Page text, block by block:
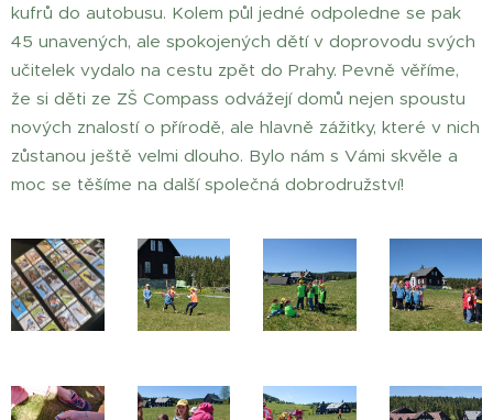
kufrů do autobusu. Kolem půl jedné odpoledne se pak
45 unavených, ale spokojených dětí v doprovodu svých
učitelek vydalo na cestu zpět do Prahy. Pevně věříme,
že si děti ze ZŠ Compass odvážejí domů nejen spoustu
nových znalostí o přírodě, ale hlavně zážitky, které v nich
zůstanou ještě velmi dlouho. Bylo nám s Vámi skvěle a
moc se těšíme na další společná dobrodružství!